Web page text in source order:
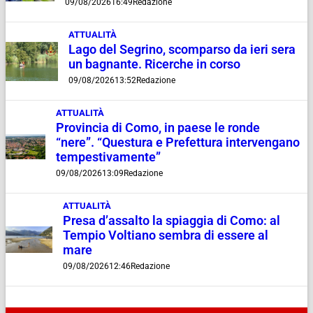
09/08/202616:49 Redazione
ATTUALITÀ
Lago del Segrino, scomparso da ieri sera
un bagnante. Ricerche in corso
09/08/202613:52Redazione
ATTUALITÀ
Provincia di Como, in paese le ronde
“nere”. “Questura e Prefettura intervengano
tempestivamente”
09/08/202613:09 Redazione
ATTUALITÀ
Presa d’assalto la spiaggia di Como: al
Tempio Voltiano sembra di essere al
mare
09/08/202612:46Redazione